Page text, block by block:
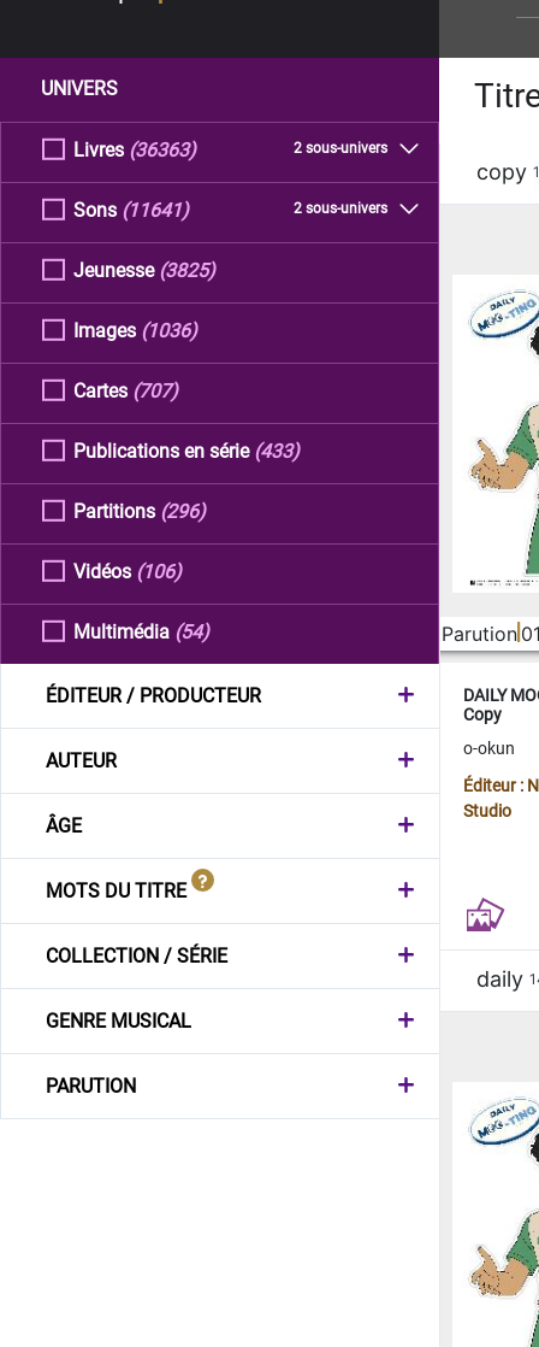
UNIVERS
Livres 2 sous-univers
(36363)
Sons 2 sous-univers
(11641)
Jeunesse (3825)
Images (1036)
Cartes (707)
Publications en série (433)
Partitions (296)
Vidéos (106)
Multimédia (54)
ÉDITEUR / PRODUCTEUR
AUTEUR
ÂGE
MOTS DU TITRE
COLLECTION / SÉRIE
GENRE MUSICAL
PARUTION
copy
Parution
DAILY
Copy
o-okun
Éditeur :
Studio
daily